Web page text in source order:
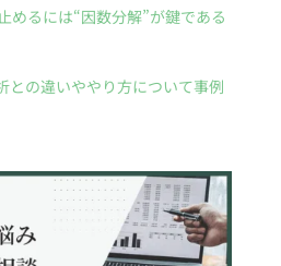
めるには“因数分解”が鍵である
との違いややり方について事例